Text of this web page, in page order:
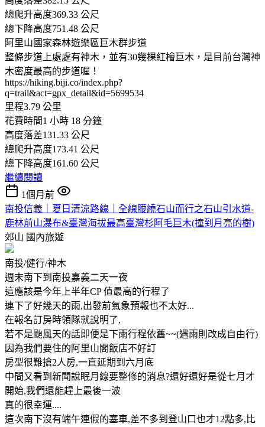
總爬升高度369.33 公尺
總下降高度751.48 公尺
阿里山國家森林遊樂區巨木群步道
整條步道上處處有神木，並有30幾棵紅檜巨木，是目前台灣神
木密度最高的步道喔！
https://hiking.biji.co/index.php?
q=trail&act=gpx_detail&id=5699534
里程3.79 公里
花費時間1 小時 18 分鐘
高度落差131.33 公尺
總爬升高度173.41 公尺
總下降高度161.60 公尺
繼續閱讀
1個月前
南投信義｜夏日清涼路線｜全線腰繞石山而行之石山引水道-
鹿林前山瀑布&臺灣海拔最高臺灣杉阿毛巨木(撞到月亮的樹)
郊山 國內旅遊
南投/健行/神木
週末南下到南投嘉義二天一夜
這應該是今年上半年CP 值最高的行程了
連下了好幾天的雨,出發前氣象預報也不太好...
在報名訂房時領隊就說明了,
若不是颱風天的話即便是下雨行程依舊~~(遇雨則改成自由行)
因為我們要住的阿里山閣飯店不好訂
房型很難搶2人房,一直延期到六月底
中間又看到新聞說眠月線要整修的消息?還好還好是從七月才
開始,我們還能趕上最後一波
真的很幸運....
這次南下沒有端午連假的塞車,差不多到登山口也才12點多,比